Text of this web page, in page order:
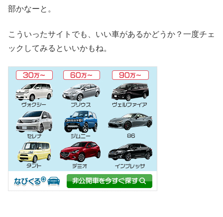
部かなーと。
こういったサイトでも、いい車があるかどうか？一度チェ
ックしてみるといいかもね。